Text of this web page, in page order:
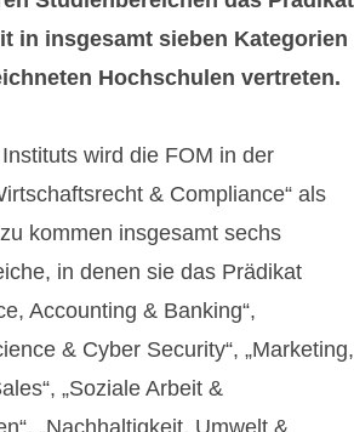
in insgesamt sieben Kategorien
Hochschulen vertreten.
wird die FOM in der
& Compliance“ als
kommen insgesamt sechs
in denen sie das Prädikat
Accounting & Banking“,
& Cyber Security“, „Marketing,
„Soziale Arbeit &
„Nachhaltigkeit, Umwelt &